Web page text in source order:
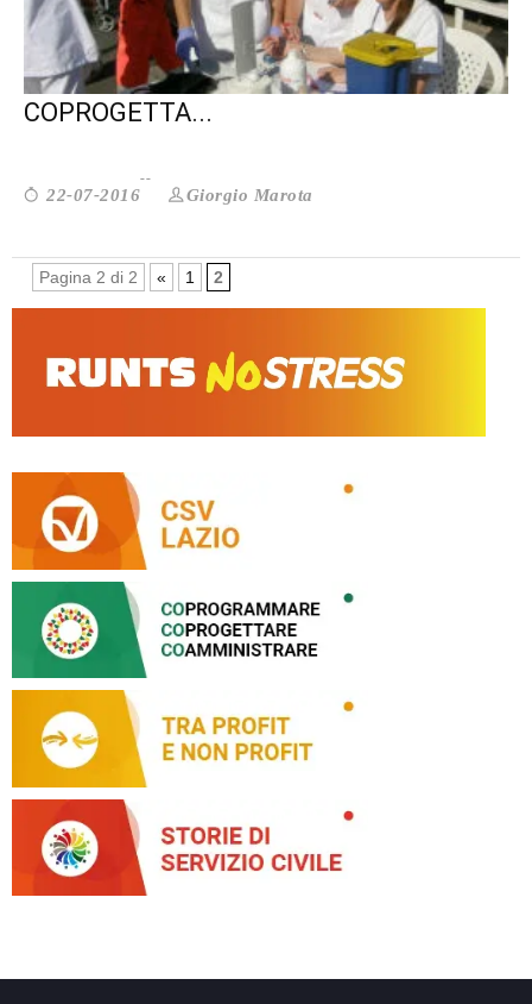
WELFARE: IL FUTURO È NELLA
COPROGETTA...
22-07-2016 Giorgio Marota
Pagina 2 di 2 « 1 2